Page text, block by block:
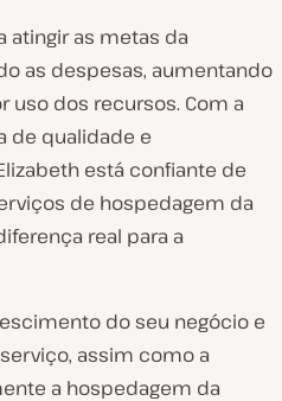
atingir as metas da
as despesas, aumentando
uso dos recursos. Com a
de qualidade e
está confiante de
de hospedagem da
real para a
do seu negócio e
assim como a
a hospedagem da